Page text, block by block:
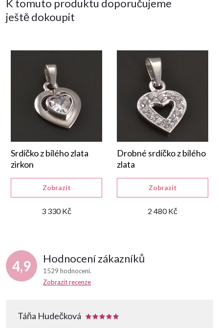
K tomuto produktu doporučujeme
ještě dokoupit
Srdíčko z bílého zlata
zirkon
3 330 Kč
Zobrazit
Drobné srdíčko z bílého
zlata
2 480 Kč
Zobrazit
4,9 Hodnocení zákazníků
1529 hodnocení
Zobrazit recenze
Táňa Hudečková